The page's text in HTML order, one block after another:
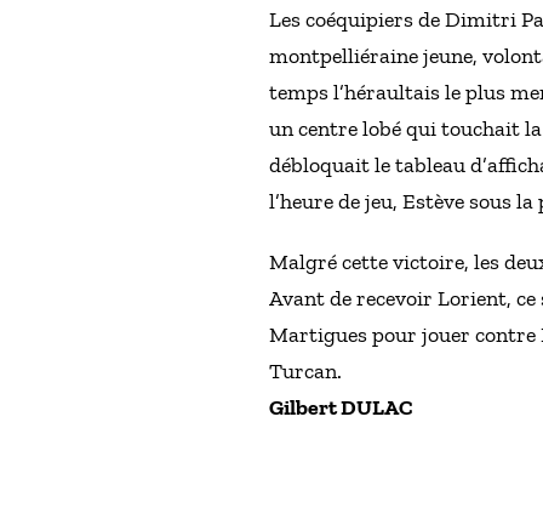
Les coéquipiers de Dimitri
montpelliéraine jeune,
temps l’héraultais le plus
un centre lobé qui touchait
débloquait le tableau
l’heure de jeu, Estève sous
Malgré cette victoire, les
Avant de recevoir Lorient, ce
Martigues pour jouer contre
Turcan.
Gilbert DULAC